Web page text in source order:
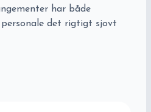
har både
personale det rigtigt sjovt